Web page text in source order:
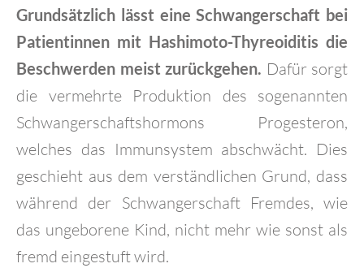
Grundsätzlich lässt eine Schwangerschaft bei
Patientinnen mit Hashimoto-Thyreoiditis die
Beschwerden meist zurückgehen. Dafür sorgt
die vermehrte Produktion des sogenannten
Schwangerschaftshormons Progesteron,
welches das Immunsystem abschwächt. Dies
geschieht aus dem verständlichen Grund, dass
während der Schwangerschaft Fremdes, wie
das ungeborene Kind, nicht mehr wie sonst als
fremd eingestuft wird.